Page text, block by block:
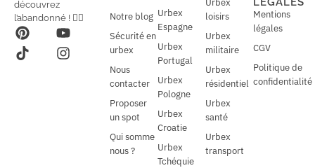
*découvrez
l’abandonné ! 🕵️‍♂️
Notre blog
Sécurité en
urbex
Nous
contacter
Proposer
un spot
Qui somme
nous ?
Urbex
Espagne
Urbex
Portugal
Urbex
Pologne
Urbex
Croatie
Urbex
Tchéquie
loisirs
Urbex
militaire
Urbex
résidentiel
Urbex
santé
Urbex
transport
Mentions
légales
CGV
Politique de
confidentialité